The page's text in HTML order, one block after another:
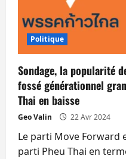
stades
boxe
au
gouvernement
Politique
Sondage, la popularité
fossé générationnel
Thai en baisse
Geo Valin 22 Avr 2024
Le parti Move Forward
parti Pheu Thai en